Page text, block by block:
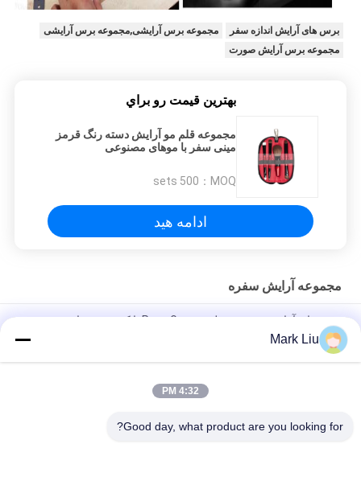
برس های آرایش اندازه سفر
مجموعه برس آرایشی,مجموعه برس آرایشی
مجموعه برس آرایش صورت
بهترين قيمت رو براي
مجموعه قلم مو آرایش دسته رنگ قرمز
مینی سفر با موهای مصنوعی
MOQ：
500 sets
ادامه هید
مجموعه آرایش سفره
برس های آرایشی موی بز طبیعی Pony Gos با کیف زیپ دار ، مجموعه
برس سایه چشم
مجموعه رنگارنگ آرایش رنگی مینی برس سفره مغناطیسی / برس
Mark Liu
4:32 PM
Good day, what product are you looking for?